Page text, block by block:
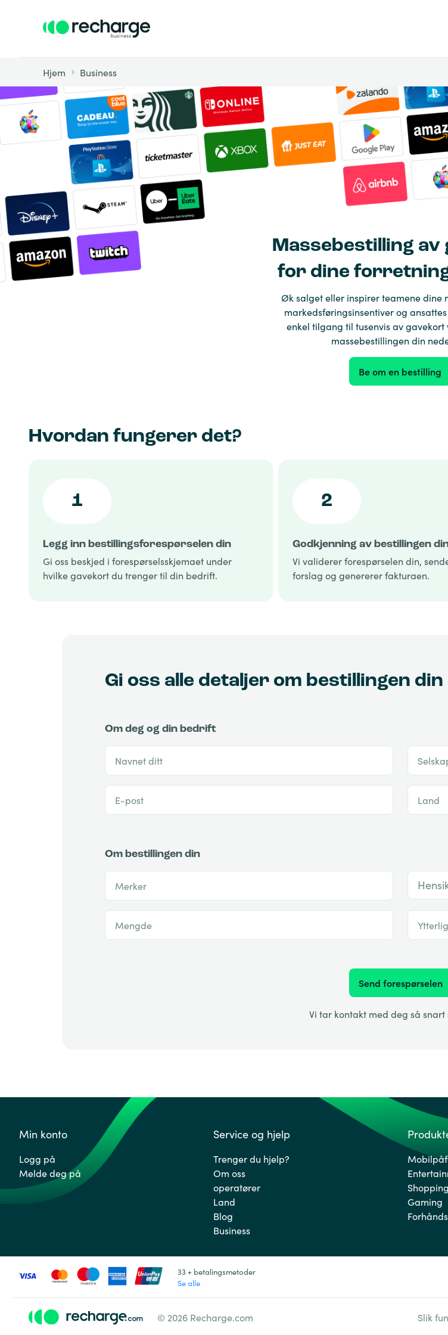
Hjem Business
Massebestilling av
for dine
Øk salget eller inspirer teamene dine
markedsføringsinsentiver og
enkel tilgang til tusenvis av gavekort
massebestillingen din
Be om en bestilling
Hvordan fungerer det?
1
Legg inn bestillingsforespørselen din
Gi oss beskjed i forespørselsskjemaet under
hvilke gavekort du trenger til din bedrift.
2
Godkjenning av bestillingen
Vi validerer forespørselen din,
forslag og genererer fakturaen.
Gi oss alle detaljer om bestillingen din
Om deg og din bedrift
Navnet ditt
E-post Land
Om bestillingen din
Merker
Mengde
Send forespørselen
Vi tar kontakt med deg så snart
Min konto
Logg på
Melde deg på
Service og hjelp
Trenger du hjelp?
Om oss
operatører
Land
Blog
Business
Shopping
Gaming
33 + betalingsmetoder
Se alle
© 2026 Recharge.com Slik